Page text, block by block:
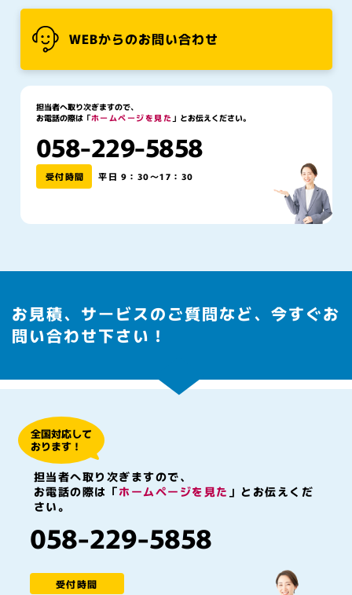
WEBからのお問い合わせ
担当者へ取り次ぎますので、
お電話の際は「ホームページを見た 」とお伝えください。
058-229-5858
受付時間 平日 9：30～17：30
お見積、サービスのご質問など、今すぐお
問い合わせ下さい！
全国対応して
おります！
担当者へ取り次ぎますので、
お電話の際は「ホームページを見た 」とお伝えくだ
さい。
058-229-5858
受付時間